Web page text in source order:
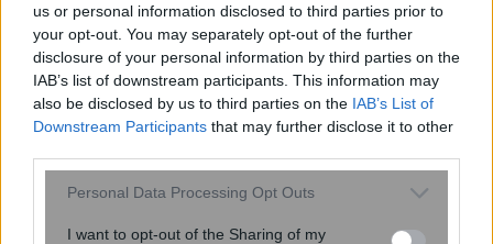
us or personal information disclosed to third parties prior to
your opt-out. You may separately opt-out of the further
disclosure of your personal information by third parties on the
IAB’s list of downstream participants. This information may
also be disclosed by us to third parties on the IAB’s List of
Downstream Participants that may further disclose it to other
Please note that this website/app uses one or more Google
not limited to your visit or usage behaviour. You may click to
Personal Data Processing Opt Outs
I want to opt-out of the Sharing of my
Έχουμε τα μικρόβια του συντρόφου
μας – Μελέτη δείχνει ότι εραστές
μοιράζονται έως και το 44% του
μικροβιώματός τους